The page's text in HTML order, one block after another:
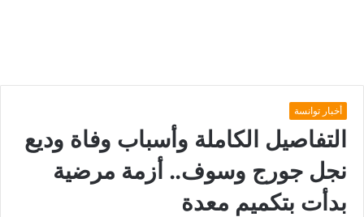
أخبار توانسة
التفاصيل الكاملة وأسباب وفاة وديع
نجل جورج وسوف.. أزمة مرضية
بدأت بتكميم معدة